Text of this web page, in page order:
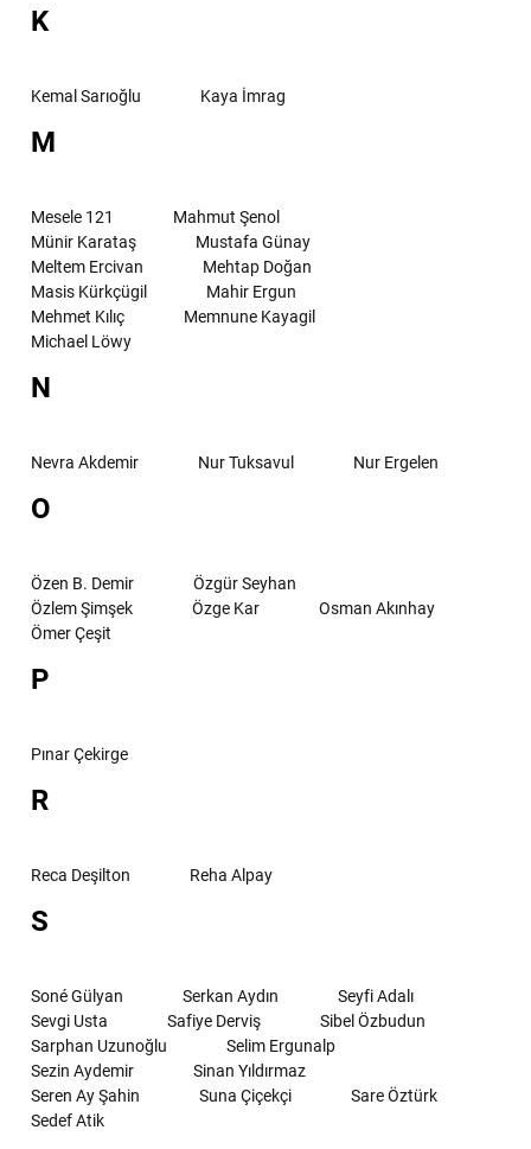
K
Kemal Sarıoğlu Kaya İmrag
M
Mesele 121
Mahmut Şenol
Münir Karataş
Mustafa Günay
Meltem Ercivan
Mehtap Doğan
Masis Kürkçügil
Mahir Ergun
Mehmet Kılıç
Memnune Kayagil
Michael Löwy
N
Nevra Akdemir Nur Tuksavul Nur Ergelen
O
Özen B. Demir
Özgür Seyhan
Özlem Şimşek
Özge Kar
Osman Akınhay
Ömer Çeşit
P
Pınar Çekirge
R
Reca Deşilton Reha Alpay
S
Soné Gülyan Serkan Aydın
Seyfi Adalı
Sevgi Usta
Safiye Derviş
Sibel Özbudun
Sarphan Uzunoğlu
Selim Ergunalp
Sezin Aydemir
Sinan Yıldırmaz
Seren Ay Şahin
Suna Çiçekçi
Sare Öztürk
Sedef Atik